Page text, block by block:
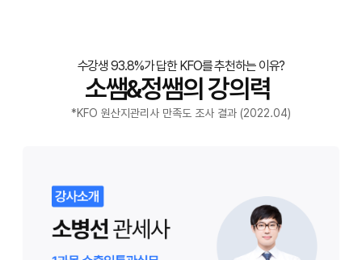
수강생 93.8%가 답한 KFO를 추천하는 이유?
소쌤&정쌤의 강의력
*KFO 원산지관리사 만족도 조사 결과 (2022.04)